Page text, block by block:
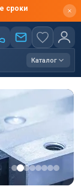
сроки
Каталог